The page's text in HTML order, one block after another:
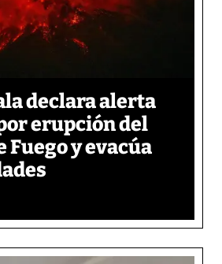
declara alerta
erupción del
Fuego y evacúa